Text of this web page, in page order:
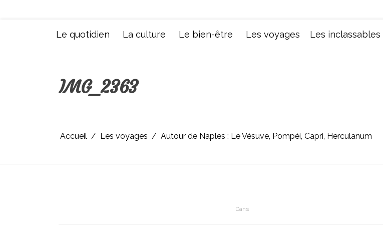
Le quotidien La culture Le bien-être Les voyages Les inclassables
IMG_2363
Accueil Les voyages Autour de Naples : Le Vésuve, Pompéi, Capri, Herculanum
Dans